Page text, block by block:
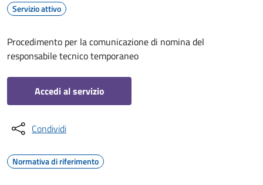
Servizio attivo
Procedimento per la comunicazione di nomina del
responsabile tecnico temporaneo
Accedi al servizio
Condividi
Normativa di riferimento